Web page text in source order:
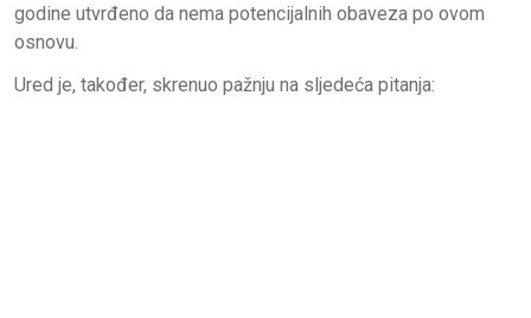
godine utvrđeno da nema potencijalnih obaveza po ovom
osnovu.
Ured je, također, skrenuo pažnju na sljedeća pitanja: